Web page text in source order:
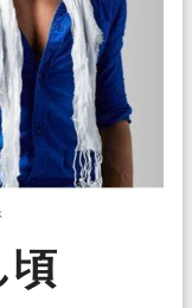
頃